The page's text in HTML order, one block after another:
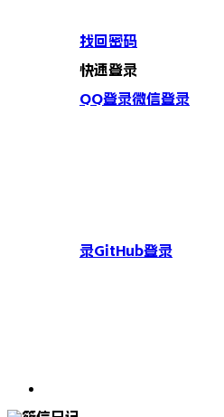
找回密码
快速登录
QQ登录微信登录
录GitHub登录